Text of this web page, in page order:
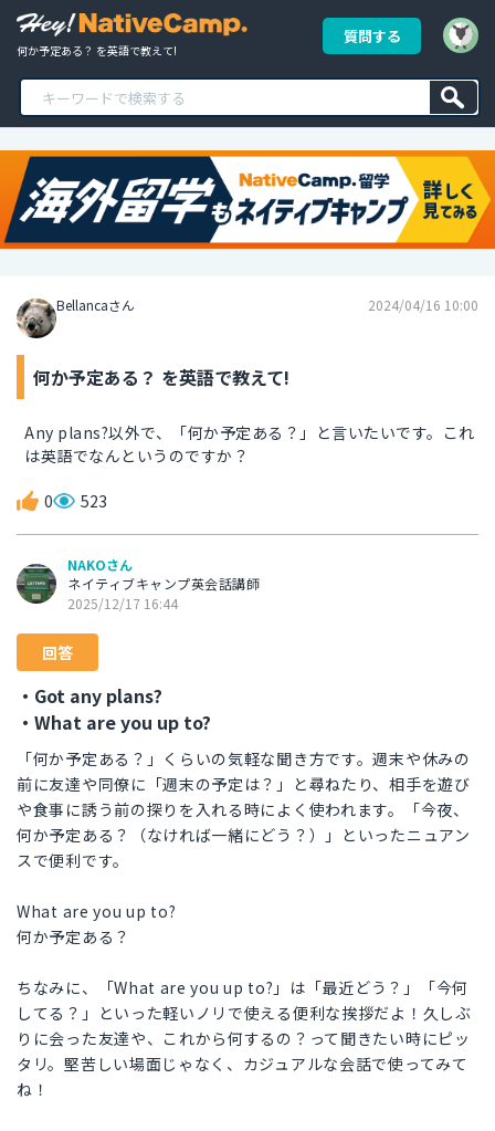
何か予定ある？ を英語で教えて!
質問する
Bellancaさん 2024/04/16 10:00
何か予定ある？ を英語で教えて!
Any plans?以外で、「何か予定ある？」と言いたいです。これ
は英語でなんというのですか？
0 523
NAKOさん
ネイティブキャンプ英会話講師
2025/12/17 16:44
回答
・Got any plans?
・What are you up to?
「何か予定ある？」くらいの気軽な聞き方です。週末や休みの
前に友達や同僚に「週末の予定は？」と尋ねたり、相手を遊び
や食事に誘う前の探りを入れる時によく使われます。「今夜、
何か予定ある？（なければ一緒にどう？）」といったニュアン
スで便利です。
What are you up to?
何か予定ある？
ちなみに、「What are you up to?」は「最近どう？」「今何
してる？」といった軽いノリで使える便利な挨拶だよ！久しぶ
りに会った友達や、これから何するの？って聞きたい時にピッ
タリ。堅苦しい場面じゃなく、カジュアルな会話で使ってみて
ね！